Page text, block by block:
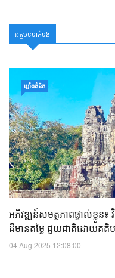
អត្ថបទទាក់ទង
ឃ្លាំង​គំនិត
អភិវឌ្ឍន៍សមត្ថភាពផ្ទាល់ខ្លួ
ដ៏មានតម្លៃ ជួយជាតិដោយគតិ
04 Aug 2025 12:08:00